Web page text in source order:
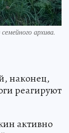
архива.
наконец,
реагируют
активно